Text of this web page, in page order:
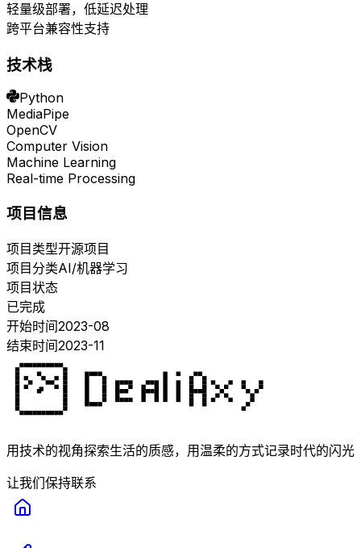
轻量级部署，低延迟处理
跨平台兼容性支持
技术栈
Python
MediaPipe
OpenCV
Computer Vision
Machine Learning
Real-time Processing
项目信息
项目类型开源项目
项目分类AI/机器学习
项目状态
已完成
开始时间2023-08
结束时间2023-11
用技术的视角探索生活的质感，用温柔的方式记录时代的闪光
让我们保持联系